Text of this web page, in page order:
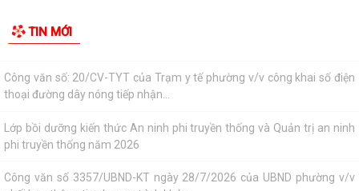
TIN MỚI
khai thực hiện Kế hoạch số...
phường tại tổ dân phố Lãm Khê (giáp...
TIẾN ĐỘ ĐO ĐẠC, LẬP BẢN ĐỒ ĐỊA CHÍNH, LẬP...